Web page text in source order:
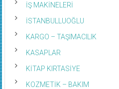
İŞ MAKİNELERİ
İSTANBULLUOĞLU
KARGO – TAŞIMACILIK
KASAPLAR
KİTAP KIRTASİYE
KOZMETİK – BAKIM